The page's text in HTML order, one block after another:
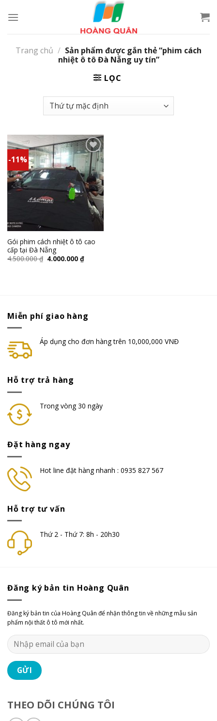
Trang chủ / Sản phẩm được gắn thẻ “phim cách
nhiệt ô tô Đà Nẵng uy tín”
LỌC
-11%
Add to
wishlist
Gói phim cách nhiệt ô tô cao
cấp tại Đà Nẵng
4.500.000₫ 4.000.000 ₫
Miễn phí giao hàng
Áp dụng cho đơn hàng trên 10,000,000 VNĐ
Hỗ trợ trả hàng
Trong vòng 30 ngày
Đặt hàng ngay
Hot line đặt hàng nhanh : 0935 827 567
Hỗ trợ tư vấn
Thứ 2 - Thứ 7: 8h - 20h30
Đăng ký bản tin Hoàng Quân
Đăng ký bản tin của Hoàng Quân để nhận thông tin về những mẫu sản
phẩm nội thất ô tô mới nhất.
THEO DÕI CHÚNG TÔI